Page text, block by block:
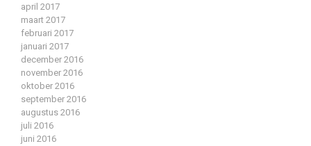
april 2017
maart 2017
februari 2017
januari 2017
december 2016
november 2016
oktober 2016
september 2016
augustus 2016
juli 2016
juni 2016